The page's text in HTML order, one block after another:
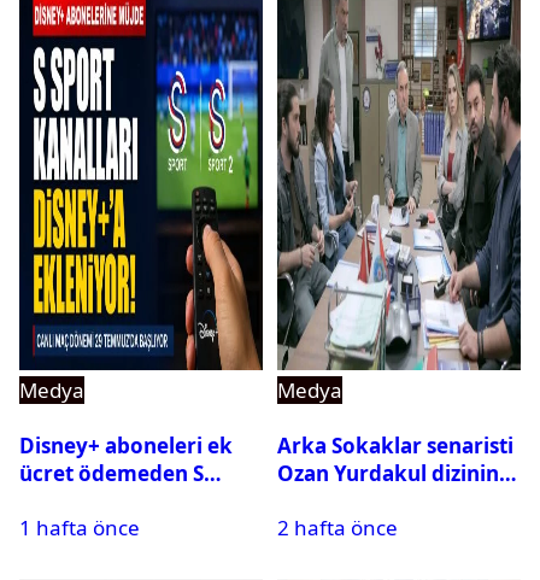
Medya
Disney+ aboneleri ek
ücret ödemeden S
izleyebilecek
1 hafta önce
Medya
Arka Sokaklar senaristi
Ozan Yurdakul dizinin
2 hafta önce